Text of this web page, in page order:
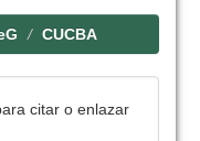
CUCBA
citar o enlazar